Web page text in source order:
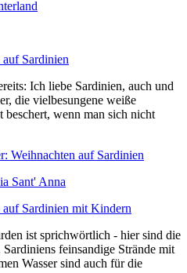
Sardinien
Ich liebe Sardinien, auch und
die vielbesungene weiße
wenn man sich nicht
Weihnachten auf Sardinien
Sardinien mit Kindern
ist sprichwörtlich - hier sind die
feinsandige Strände mit
Wasser sind auch für die